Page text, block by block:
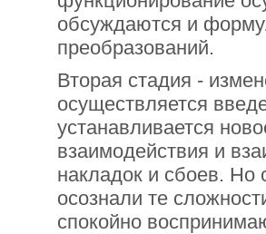
обсуждаются и
преобразований.
Вторая стадия -
осуществляется
устанавливается
взаимодействия и
накладок и сбоев. Но
осознали те
спокойно